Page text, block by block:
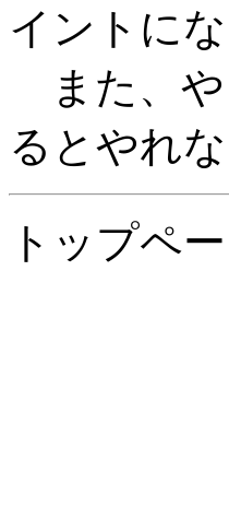
イントにな
また、や
るとやれ
トップペ